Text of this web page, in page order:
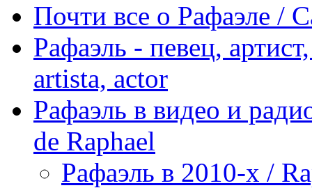
Почти все о Рафаэле /
Рафаэль - певец,
artista, actor
Рафаэль в видео и
de Raphael
Рафаэль в 2010-х /